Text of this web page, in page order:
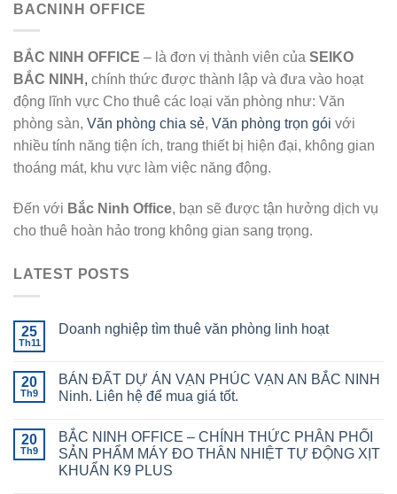
BACNINH OFFICE
BẮC NINH OFFICE – là đơn vị thành viên của SEIKO
BẮC NINH , chính thức được thành lập và đưa vào hoạt
động lĩnh vực Cho thuê các loại văn phòng như: Văn
phòng sàn, Văn phòng chia sẻ, Văn phòng trọn gói với
nhiều tính năng tiện ích, trang thiết bị hiện đại, không gian
thoáng mát, khu vực làm việc năng động.
Đến với Bắc Ninh Office, bạn sẽ được tận hưởng dịch vụ
cho thuê hoàn hảo trong không gian sang trọng.
LATEST POSTS
25
Th11
Doanh nghiệp tìm thuê văn phòng linh hoạt
20
Th9
BÁN ĐẤT DỰ ÁN VẠN PHÚC VẠN AN BẮC NINH
Ninh. Liên hệ để mua giá tốt.
20
Th9
BẮC NINH OFFICE – CHÍNH THỨC PHÂN PHỐI
SẢN PHẨM MÁY ĐO THÂN NHIỆT TỰ ĐỘNG XỊT
KHUẨN K9 PLUS